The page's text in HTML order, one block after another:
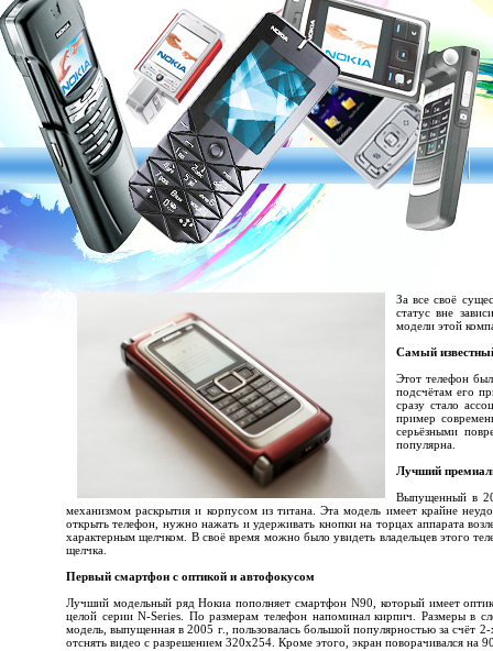
За все своё
статус вне
модели этой
Самый
Этот телефон
подсчётам его
сразу стало
пример
серьёзными
популярна.
Лучший
Выпущенный в
механизмом раскрытия и корпусом из титана. Эта модель имеет крайне
открыть телефон, нужно нажать и удерживать кнопки на торцах аппарата
характерным щелчком. В своё время можно было увидеть владельцев этого
щелчка.
Первый смартфон с оптикой и автофокусом
Лучший модельный ряд Нокиа пополняет смартфон N90, который имеет
целой серии N-Series. По размерам телефон напоминал кирпич. Размеры в
модель, выпущенная в 2005 г., пользовалась большой популярностью за
отснять видео с разрешением 320х254. Кроме этого, экран поворачивался на